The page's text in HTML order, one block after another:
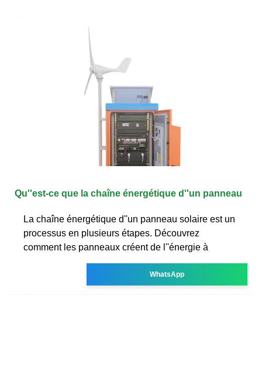
Qu''est-ce que la chaîne énergétique d''un panneau
La chaîne énergétique d''un panneau solaire est un
processus en plusieurs étapes. Découvrez
comment les panneaux créent de l''énergie à
WhatsApp